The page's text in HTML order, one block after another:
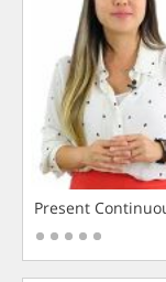
Present